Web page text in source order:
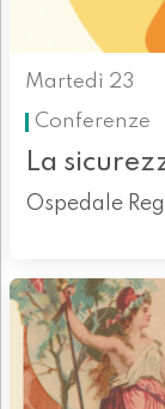
Martedì 23
Conferenze
La
Ospedale